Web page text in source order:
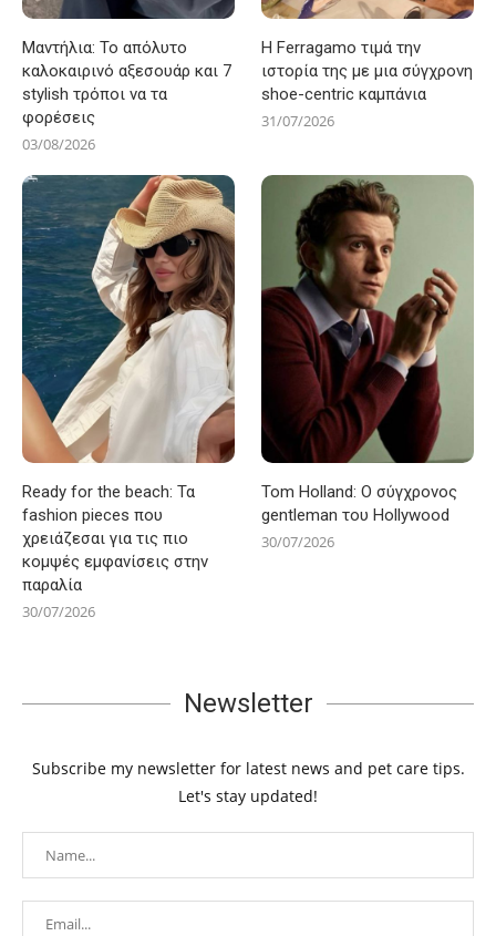
Μαντήλια: Το απόλυτο
καλοκαιρινό αξεσουάρ και 7
stylish τρόποι να τα
φορέσεις
03/08/2026
Η Ferragamo τιμά την
ιστορία της με μια σύγχρονη
shoe-centric καμπάνια
31/07/2026
Ready for the beach: Τα
fashion pieces που
χρειάζεσαι για τις πιο
κομψές εμφανίσεις στην
παραλία
30/07/2026
Tom Holland: Ο σύγχρονος
gentleman του Hollywood
30/07/2026
Newsletter
Subscribe my newsletter for latest news and pet care tips.
Let's stay updated!